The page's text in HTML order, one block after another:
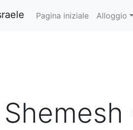
Pagina iniziale Alloggio